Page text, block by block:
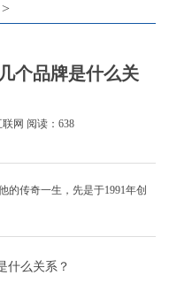
个品牌是什么关
网 阅读：638
的传奇一生，先是于1991年创
什么关系？